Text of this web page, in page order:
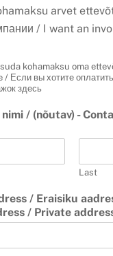
arvet
/ I want an
kohamaksu oma
Если вы хотите
здесь
/ (nõutav) -
Last
/ Eraisiku
/ Private